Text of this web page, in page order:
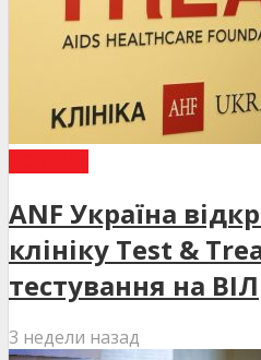
ANF Україна
клініку Test &
тестування на ВІЛ
3 недели назад